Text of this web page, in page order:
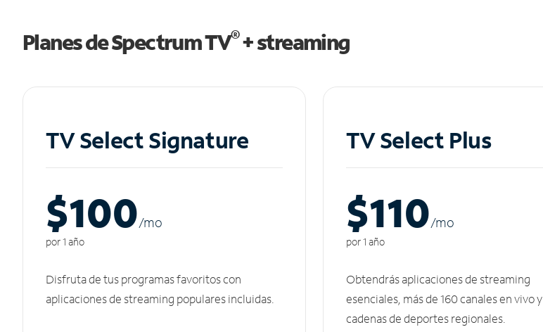
Planes de Spectrum TV®+ streaming
TV Select Signature
$100/mo
por 1 año
Disfruta de tus programas favoritos con
aplicaciones de streaming populares incluidas.
TV Select Plus
$110/mo
por 1 año
Obtendrás aplicaciones de streaming
esenciales, más de 160 canales en vivo y
cadenas de deportes regionales.